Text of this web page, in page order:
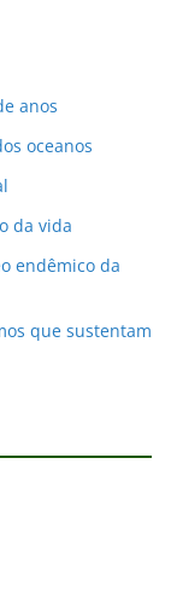
anos
oceanos
da vida
endêmico da
que sustentam